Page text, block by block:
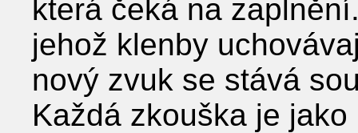
která čeká na
jehož klenby
nový zvuk se stává
Každá zkouška je